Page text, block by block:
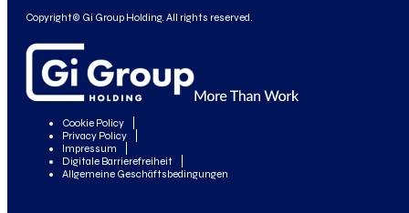
Copyright© Gi Group Holding. All rights reserved.
Cookie Policy
Privacy Policy
Impressum
Digitale Barrierefreiheit
Allgemeine Geschäftsbedingungen